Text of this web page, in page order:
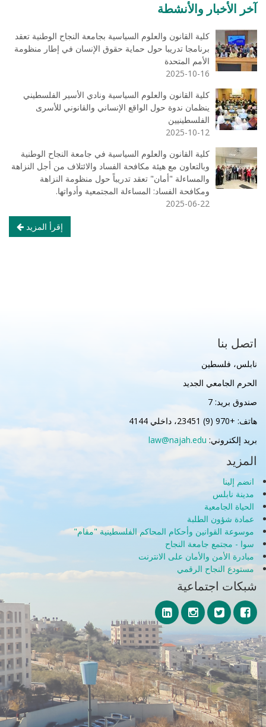
آخر الأخبار والأنشطة
كلية القانون والعلوم السياسية بجامعة النجاح الوطنية تعقد
برنامجا تدريبا حول حماية حقوق الإنسان في إطار منظومة
الأمم المتحدة
2025-10-16
كلية القانون والعلوم السياسية ونادي الأسير الفلسطيني
ينظمان ندوة حول الواقع الإنساني والقانوني للأسرى
الفلسطينيين
2025-10-12
كلية القانون والعلوم السياسية في جامعة النجاح الوطنية
وبالتعاون مع هيئة مكافحة الفساد والائتلاف من أجل النزاهة
والمساءلة "أمان" تعقد تدريباً حول منظومة النزاهة
ومكافحة الفساد: المساءلة المجتمعية وأدواتها.
2025-06-22
إقرأ المزيد
اتصل بنا
نابلس، فلسطين
الحرم الجامعي الجديد
صندوق بريد: 7
هاتف: +970 (9) 23451، داخلي 4144
بريد إلكتروني: law@najah.edu
المزيد
انضم إلينا
مدينة نابلس
الحياة الجامعية
عمادة شؤون الطلبة
موسوعة القوانين وأحكام المحاكم الفلسطينية "مقام"
سوا - مجتمع جامعة النجاح
مبادرة الأمن والأمان على الانترنت
مستودع النجاح الرقمي
شبكات اجتماعية